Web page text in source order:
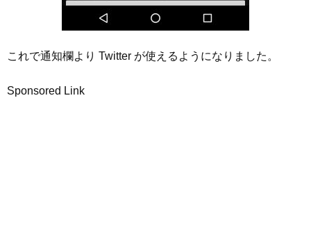
これで通知欄より Twitter が使えるようになりました。
Sponsored Link